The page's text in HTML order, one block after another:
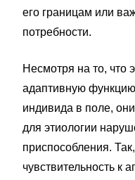
его границам или
потребности.
Несмотря на то, что
адаптивную
индивида в поле,
для этиологии
приспособления.
чувствительность к